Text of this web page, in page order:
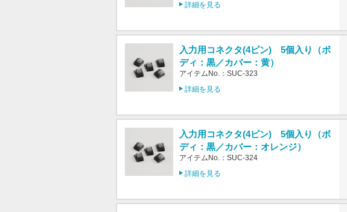
詳細を見る
入力用コネクタ(4ピン) 5個入り（ボ
ディ：黒／カバー：黄）
アイテムNo.：SUC-323
詳細を見る
入力用コネクタ(4ピン) 5個入り（ボ
ディ：黒／カバー：オレンジ）
アイテムNo.：SUC-324
詳細を見る